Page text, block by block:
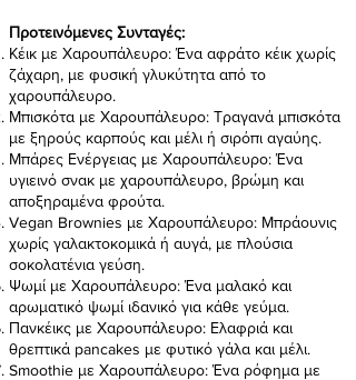
Προτεινόμενες Συνταγές:
Κέικ με Χαρουπάλευρο: Ένα αφράτο κέικ χωρίς
ζάχαρη, με φυσική γλυκύτητα από το
χαρουπάλευρο.
Μπισκότα με Χαρουπάλευρο: Τραγανά μπισκότα
με ξηρούς καρπούς και μέλι ή σιρόπι αγαύης.
Μπάρες Ενέργειας με Χαρουπάλευρο: Ένα
υγιεινό σνακ με χαρουπάλευρο, βρώμη και
αποξηραμένα φρούτα.
Vegan Brownies με Χαρουπάλευρο: Μπράουνις
χωρίς γαλακτοκομικά ή αυγά, με πλούσια
σοκολατένια γεύση.
Ψωμί με Χαρουπάλευρο: Ένα μαλακό και
αρωματικό ψωμί ιδανικό για κάθε γεύμα.
Πανκέικς με Χαρουπάλευρο: Ελαφριά και
θρεπτικά pancakes με φυτικό γάλα και μέλι.
Smoothie με Χαρουπάλευρο: Ένα ρόφημα με